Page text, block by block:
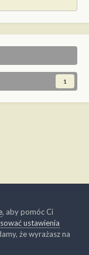
1
, aby pomóc Ci
ustawienia
że wyrażasz na